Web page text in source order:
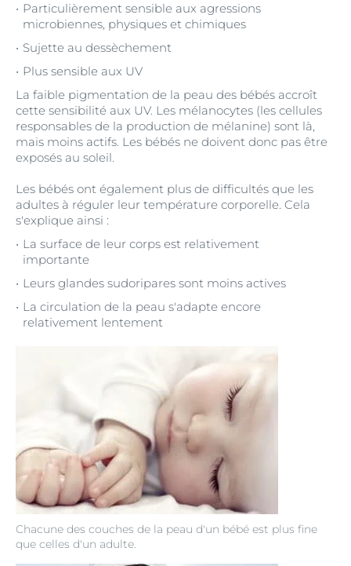
Chacune des couches de la peau d'un bébé est plus fine
que celles d'un adulte.
Particulièrement sensible aux agressions
microbiennes, physiques et chimiques
Sujette au dessèchement
Plus sensible aux UV
La faible pigmentation de la peau des bébés accroît
cette sensibilité aux UV. Les mélanocytes (les cellules
responsables de la production de mélanine) sont là,
mais moins actifs. Les bébés ne doivent donc pas être
exposés au soleil.
Les bébés ont également plus de difficultés que les
adultes à réguler leur température corporelle. Cela
s'explique ainsi :
La surface de leur corps est relativement
importante
Leurs glandes sudoripares sont moins actives
La circulation de la peau s'adapte encore
relativement lentement